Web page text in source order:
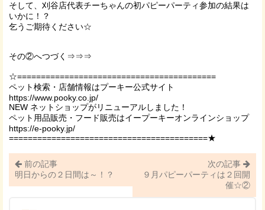
そして、刈谷店代表チーちゃんの初パピーパーティ参加の結果は
いかに！？
乞うご期待ください☆
その②へつづく⇒⇒⇒
☆==========================================
ペット検索・店舗情報はプーキー公式サイト
https://www.pooky.co.jp/
NEW ネットショップがリニューアルしました！
ペット用品販売・フード販売はイープーキーオンラインショップ
https://e-pooky.jp/
==========================================★
前の記事
明日からの２日間は～！？
次の記事
９月パピーパーティは２回開
催☆②